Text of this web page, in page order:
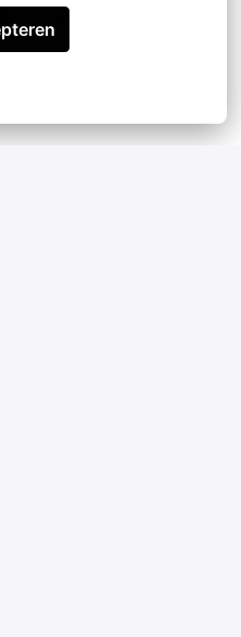
plus que toi !